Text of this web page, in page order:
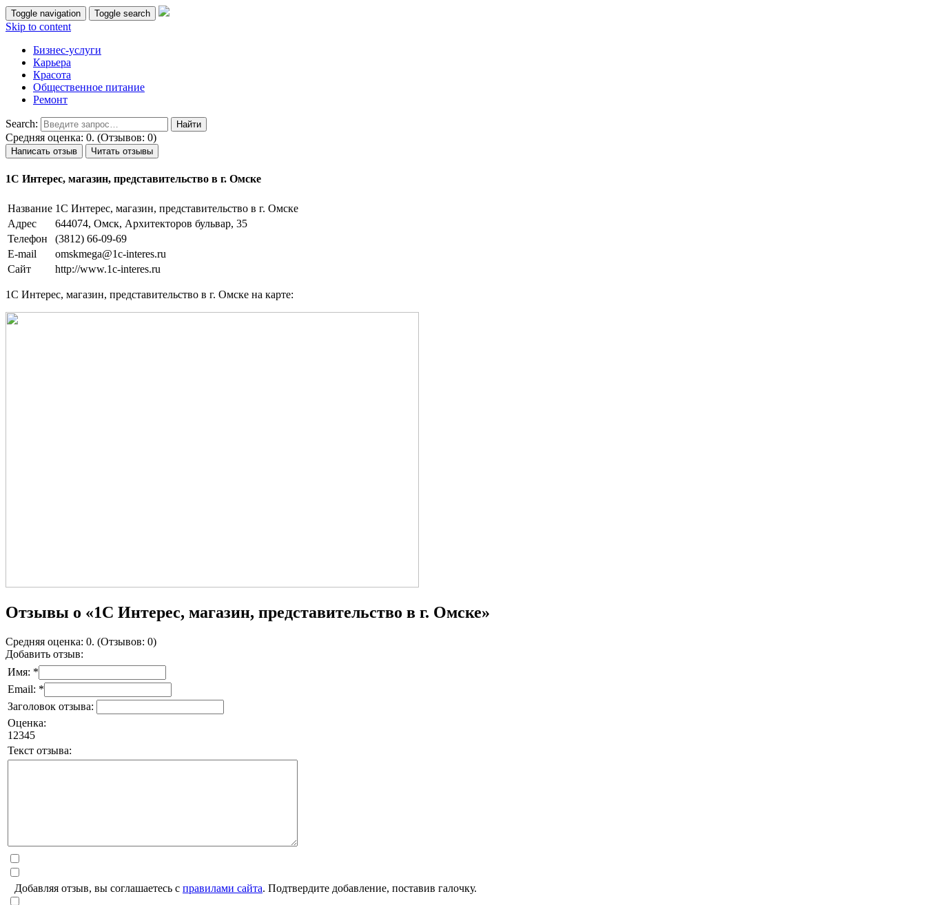
Toggle navigation Toggle search
Skip to content
Бизнес-услуги
Карьера
Красота
Общественное питание
Ремонт
Search:
Средняя оценка: 0. (Отзывов: 0)
Написать отзыв Читать отзывы
1С Интерес, магазин, представительство в г. Омске
Название 1С Интерес, магазин, представительство в г. Омске
Адрес
644074, Омск, Архитекторов бульвар, 35
Телефон
(3812) 66-09-69
E-mail
omskmega@1c-interes.ru
Сайт
http://www.1c-interes.ru
1С Интерес, магазин, представительство в г. Омске на карте:
Отзывы о «1С Интерес, магазин, представительство в г. Омске»
Средняя оценка: 0. (Отзывов: 0)
Добавить отзыв:
Имя: *
Email: *
Заголовок отзыва:
Оценка:
1 2345
Текст отзыва:
Добавляя отзыв, вы соглашаетесь с правилами сайта. Подтвердите добавление, поставив галочку.